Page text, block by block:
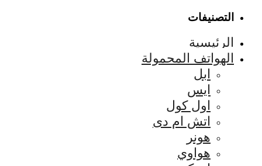
التصنيفات
الرئيسية
الهواتف المحمولة
ابل
ايس
اول كول
اتش ام دى
هونر
هواوي